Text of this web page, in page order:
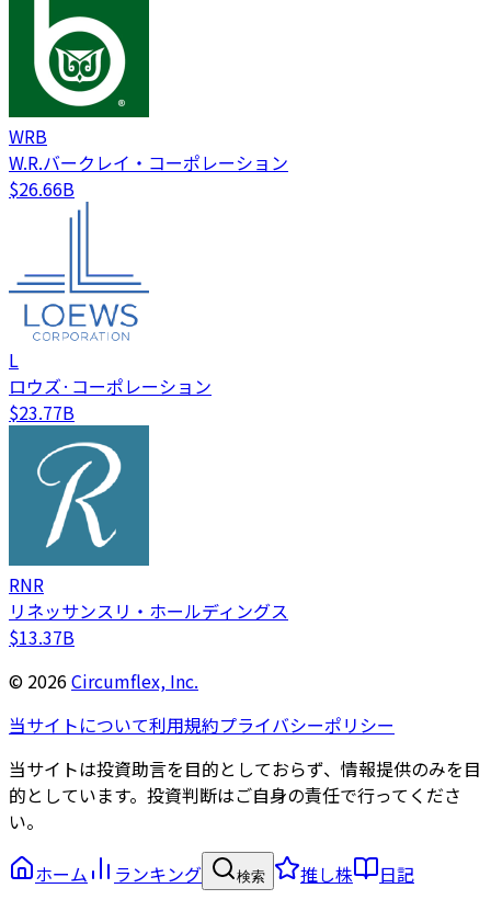
WRB
W.R.バークレイ・コーポレーション
$26.66B
L
ロウズ·コーポレーション
$23.77B
RNR
リネッサンスリ・ホールディングス
$13.37B
© 2026Circumflex, Inc.
当サイトについて利用規約プライバシーポリシー
当サイトは投資助言を目的としておらず、情報提供のみを目
的としています。投資判断はご自身の責任で行ってくださ
い。
ホーム
ランキング 検索 推し株 日記